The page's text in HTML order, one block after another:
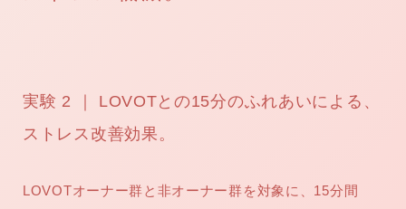
実験 2 ｜ LOVOTとの15分のふれあいによる、
ストレス改善効果。
LOVOTオーナー群と非オーナー群を対象に、15分間